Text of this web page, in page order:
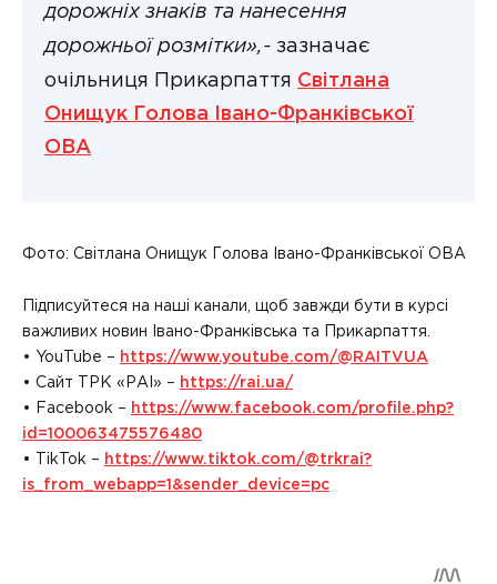
дорожніх знаків та нанесення
дорожньої розмітки»,- зазначає
очільниця Прикарпаття Світлана
Онищук Голова Івано-Франківської
ОВА
Фото: Світлана Онищук Голова Івано-Франківської ОВА
Підписуйтеся на наші канали, щоб завжди бути в курсі
важливих новин Івано-Франківська та Прикарпаття.
• YouTube – https://www.youtube.com/@RAITVUA
• Сайт ТРК «РАІ» – https://rai.ua/
• Facebook – https://www.facebook.com/profile.php?
id=100063475576480
• TikTok – https://www.tiktok.com/@trkrai?
is_from_webapp=1&sender_device=pc